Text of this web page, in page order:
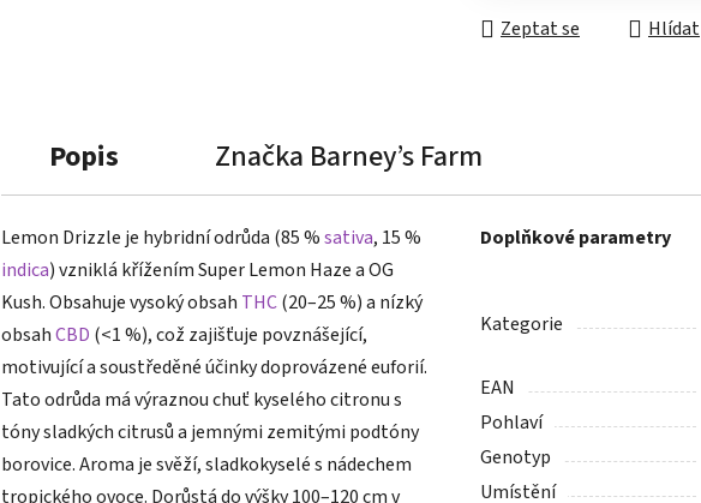
Zeptat se Hlídat
Popis Značka Barney’s Farm
Lemon Drizzle je hybridní odrůda (85 %sativa, 15 %
indica) vzniklá křížením Super Lemon Haze a OG
Kush. Obsahuje vysoký obsah THC(20–25 %) a nízký
obsahCBD (<1 %), což zajišťuje povznášející,
motivující a soustředěné účinky doprovázené euforií.
Tato odrůda má výraznou chuť kyselého citronu s
tóny sladkých citrusů a jemnými zemitými podtóny
borovice. Aroma je svěží, sladkokyselé s nádechem
tropického ovoce. Dorůstá do výšky 100–120 cm v
Doplňkové parametry
Kategorie
EAN
Pohlaví
Genotyp
Umístění